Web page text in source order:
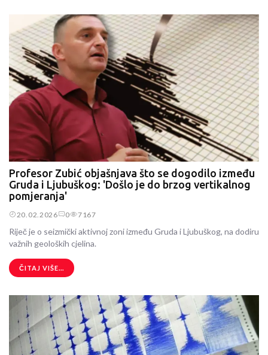
Profesor Zubić objašnjava što se dogodilo između
Gruda i Ljubuškog: 'Došlo je do brzog vertikalnog
pomjeranja'
20.02.2026 0 7167
Riječ je o seizmički aktivnoj zoni između Gruda i Ljubuškog, na dodiru
važnih geoloških cjelina.
ČITAJ VIŠE...